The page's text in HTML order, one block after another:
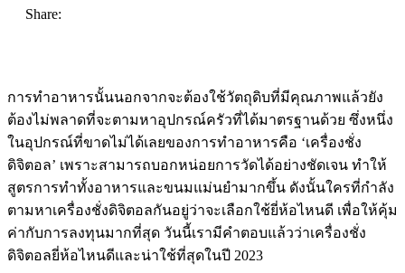
Share:
การทำอาหารนั้นนอกจากจะต้องใช้วัตถุดิบที่มีคุณภาพแล้วยัง
ต้องไม่พลาดที่จะตามหาอุปกรณ์ครัวที่ได้มาตรฐานด้วย ซึ่งหนึ่ง
ในอุปกรณ์ที่ขาดไม่ได้เลยของการทำอาหารคือ ‘เครื่องชั่ง
ดิจิตอล’ เพราะสามารถบอกหน่อยการวัดได้อย่างชัดเจน ทำให้
สูตรการทำทั้งอาหารและขนมแม่นยำมากขึ้น ดังนั้นใครที่กำลัง
ตามหาเครื่องชั่งดิจิตอลกันอยู่ว่าจะเลือกใช้ยี่ห้อไหนดี เพื่อให้คุ้ม
ค่ากับการลงทุนมากที่สุด วันนี้เรามีคำตอบแล้วว่าเครื่องชั่ง
ดิจิตอลยี่ห้อไหนดีและน่าใช้ที่สุดในปี 2023